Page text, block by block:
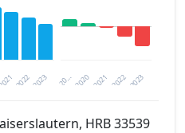
2023
2022 20… 2021 2023
2020 2022
HRB 33539